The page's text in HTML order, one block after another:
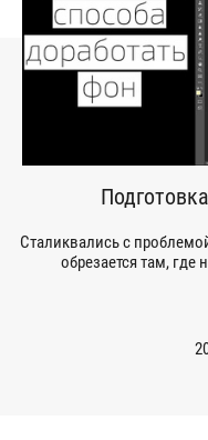
Сталиквались с
обрезается там, где